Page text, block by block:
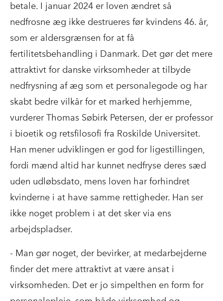
betale. I januar 2024 er loven ændret så
nedfrosne æg ikke destrueres før kvindens 46. år,
som er aldersgrænsen for at få
fertilitetsbehandling i Danmark. Det gør det mere
attraktivt for danske virksomheder at tilbyde
nedfrysning af æg som et personalegode og har
skabt bedre vilkår for et marked herhjemme,
vurderer Thomas Søbirk Petersen, der er professor
i bioetik og retsfilosofi fra Roskilde Universitet.
Han mener udviklingen er god for ligestillingen,
fordi mænd altid har kunnet nedfryse deres sæd
uden udløbsdato, mens loven har forhindret
kvinderne i at have samme rettigheder. Han ser
ikke noget problem i at det sker via ens
arbejdspladser.
- Man gør noget, der bevirker, at medarbejderne
finder det mere attraktivt at være ansat i
virksomheden. Det er jo simpelthen en form for